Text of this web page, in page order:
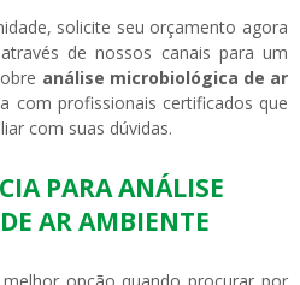
solicite seu orçamento agora
de nossos canais para um
análise microbiológica de ar
com profissionais certificados que
com suas dúvidas.
PARA ANÁLISE
AR AMBIENTE